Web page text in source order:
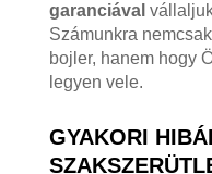
garanciával
Számunkra
bojler, hanem hogy
legyen vele.
GYAKORI